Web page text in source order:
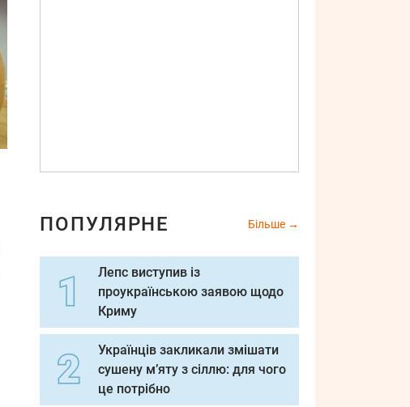
ПОПУЛЯРНЕ Більше
Лепс виступив із
проукраїнською заявою щодо
Криму
Українців закликали змішати
сушену м’яту з сіллю: для чого
це потрібно